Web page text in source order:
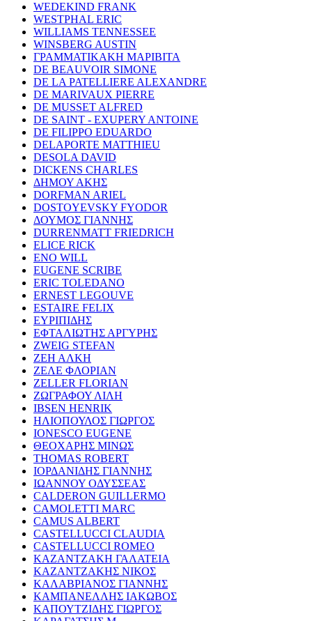
WEDEKIND FRANK
WESTPHAL ERIC
WILLIAMS TENNESSEE
WINSBERG AUSTIN
ΓΡΑΜΜΑΤΙΚΑΚΗ ΜΑΡΙΒΙΤΑ
DE BEAUVOIR SIMONE
DE LA PATELLIERE ALEXANDRE
DE MARIVAUX PIERRE
DE MUSSET ALFRED
DE SAINT - EXUPERY ANTOINE
DE FILIPPO EDUARDO
DELAPORTE MATTHIEU
DESOLA DAVID
DICKENS CHARLES
ΔΗΜΟΥ ΑΚΗΣ
DORFMAN ARIEL
DOSTOYEVSKY FYODOR
ΔΟΥΜΟΣ ΓΙΑΝΝΗΣ
DURRENMATT FRIEDRICH
ELICE RICK
ENO WILL
EUGENE SCRIBE
ERIC TOLEDANO
ERNEST LEGOUVE
ESTAIRE FELIX
ΕΥΡΙΠΙΔΗΣ
ΕΦΤΑΛΙΩΤΗΣ ΑΡΓΥΡΗΣ
ZWEIG STEFAN
ΖΕΗ ΑΛΚΗ
ΖΕΛΕ ΦΛΟΡΙΑΝ
ZELLER FLORIAN
ΖΩΓΡΑΦΟΥ ΛΙΛΗ
IBSEN HENRIK
ΗΛΙΟΠΟΥΛΟΣ ΓΙΩΡΓΟΣ
IONESCO EUGENE
ΘΕΟΧΑΡΗΣ ΜΙΝΩΣ
THOMAS ROBERT
ΙΟΡΔΑΝΙΔΗΣ ΓΙΑΝΝΗΣ
ΙΩΑΝΝΟΥ ΟΔΥΣΣΕΑΣ
CALDERON GUILLERMO
CAMOLETTI MARC
CAMUS ALBERT
CASTELLUCCI CLAUDIA
CASTELLUCCI ROMEO
ΚΑΖΑΝΤΖΑΚΗ ΓΑΛΑΤΕΙΑ
ΚΑΖΑΝΤΖΑΚΗΣ ΝΙΚΟΣ
ΚΑΛΑΒΡΙΑΝΟΣ ΓΙΑΝΝΗΣ
ΚΑΜΠΑΝΕΛΛΗΣ ΙΑΚΩΒΟΣ
ΚΑΠΟΥΤΖΙΔΗΣ ΓΙΩΡΓΟΣ